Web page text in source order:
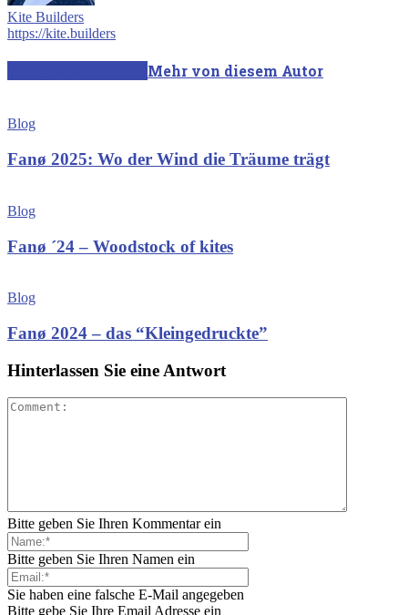
Kite Builders
https://kite.builders
Mehr von diesem Autor
Blog
Fanø 2025: Wo der Wind die Träume trägt
Blog
Fanø ´24 – Woodstock of kites
Blog
Fanø 2024 – das “Kleingedruckte”
Hinterlassen Sie eine Antwort
Bitte geben Sie Ihren Kommentar ein
Bitte geben Sie Ihren Namen ein
Sie haben eine falsche E-Mail angegeben
Bitte gebe Sie Ihre Email Adresse ein